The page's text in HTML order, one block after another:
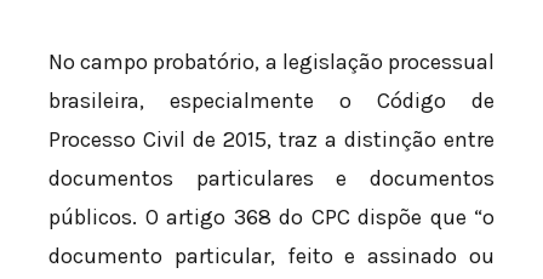
No campo probatório, a legislação processual
brasileira, especialmente o Código de
Processo Civil de 2015, traz a distinção entre
documentos particulares e documentos
públicos. O artigo 368 do CPC dispõe que “o
documento particular, feito e assinado ou